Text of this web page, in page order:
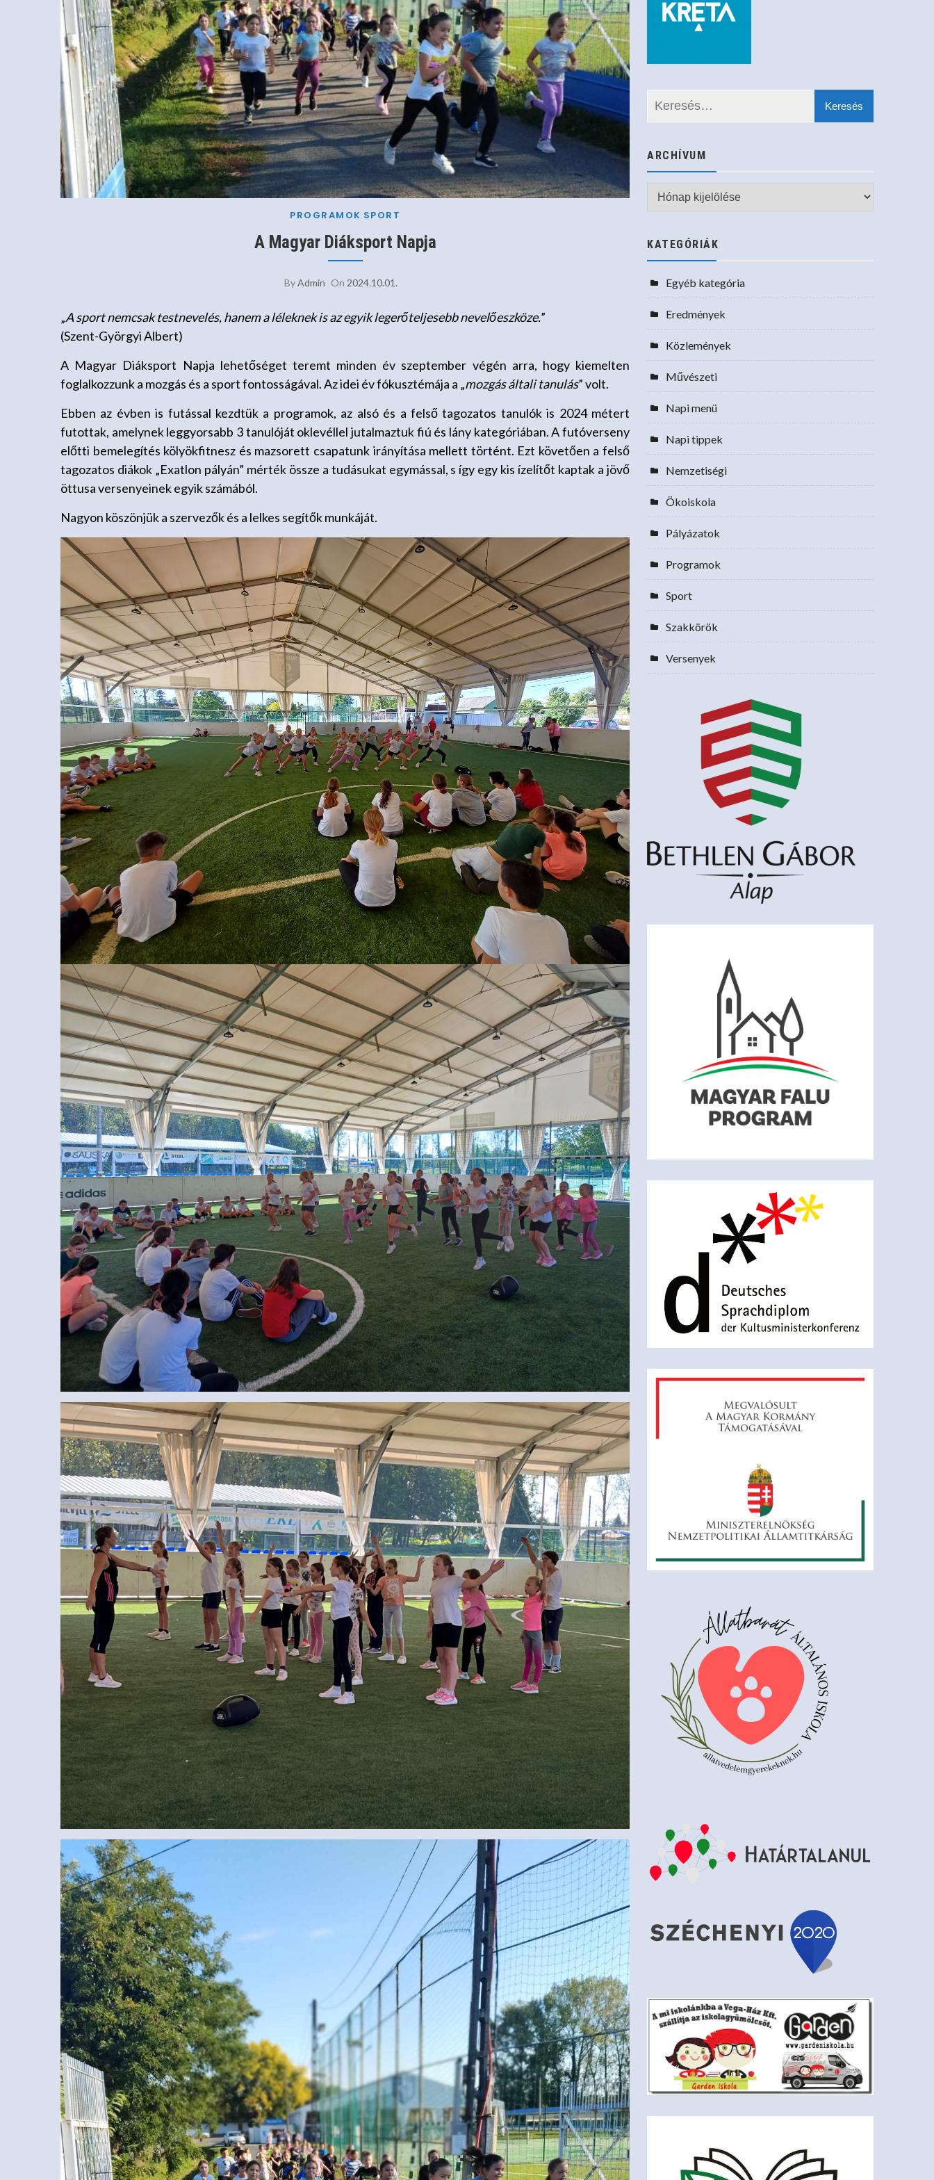
PROGRAMOK SPORT
A Magyar Diáksport Napja
ByAdmin On 2024.10.01.
„A sport nemcsak testnevelés, hanem a léleknek is az egyik legerőteljesebb nevelőeszköze.”
(Szent-Györgyi Albert)
A Magyar Diáksport Napja lehetőséget teremt minden év szeptember végén arra, hogy kiemelten
foglalkozzunk a mozgás és a sport fontosságával. Az idei év fókusztémája a „mozgás általi tanulás” volt.
Ebben az évben is futással kezdtük a programok, az alsó és a felső tagozatos tanulók is 2024 métert
futottak, amelynek leggyorsabb 3 tanulóját oklevéllel jutalmaztuk fiú és lány kategóriában. A futóverseny
előtti bemelegítés kölyökfitnesz és mazsorett csapatunk irányítása mellett történt. Ezt követően a felső
tagozatos diákok „Exatlon pályán” mérték össze a tudásukat egymással, s így egy kis ízelítőt kaptak a jövő
öttusa versenyeinek egyik számából.
Nagyon köszönjük a szervezők és a lelkes segítők munkáját.
ARCHÍVUM
Archívum
KATEGÓRIÁK
Egyéb kategória
Eredmények
Közlemények
Művészeti
Napi menü
Napi tippek
Nemzetiségi
Ökoiskola
Pályázatok
Programok
Sport
Szakkörök
Versenyek